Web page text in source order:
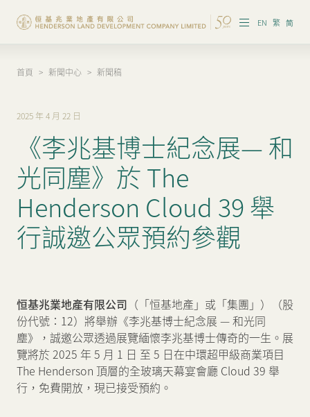
EN 繁 简
集團概覽
投資者資訊
香港物業
內地物業
企業管治
可持續發展
品牌理念
新聞中心
聯絡我們 網頁連結
首頁 > 新聞中心 > 新聞稿
2025 年 4 月 22 日
《李兆基博士紀念展— 和
光同塵》於 The
Henderson Cloud 39 舉
行誠邀公眾預約參觀
恒基兆業地產有限公司 （「恒基地產」或「集團」）（股
份代號：12）將舉辦《李兆基博士紀念展 — 和光同
塵》，誠邀公眾透過展覽緬懷李兆基博士傳奇的一生。展
覽將於 2025 年 5 月 1 日 至 5 日在中環超甲級商業項目
The Henderson 頂層的全玻璃天幕宴會廳 Cloud 39 舉
行，免費開放，現已接受預約。